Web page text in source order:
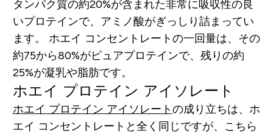
タンパク質の約20%が含まれた非常に吸収性の良
いプロテインで、アミノ酸がぎっしり詰まってい
ます。 ホエイ コンセントレートの一回量は、その
約75から80%がピュアプロテインで、残りの約
25%が凝乳や脂肪です。
ホエイ プロテイン アイソレート
ホエイ プロテイン アイソレート の成り立ちは、ホ
エイ コンセントレートと全く同じですが、こちら